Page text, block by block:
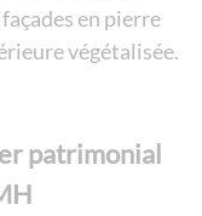
en pierre
végétalisée.
patrimonial